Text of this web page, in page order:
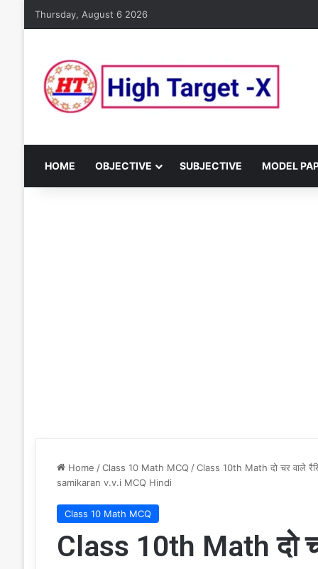
Thursday, August 6 2026
HOME OBJECTIVE SUBJECTIVE MODEL
Home / Class 10 Math MCQ / Class 10th Math दो चर वाले
samikaran v.v.i MCQ Hindi
Class 10 Math MCQ
Class 10th Math दो